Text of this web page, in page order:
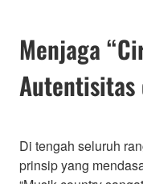
Menjaga
Autentisitas
Di tengah seluruh
prinsip yang